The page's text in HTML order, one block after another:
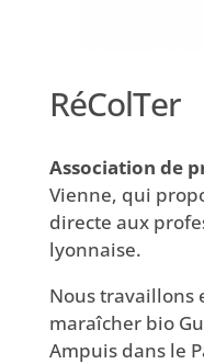
RéColTer
Association de
Vienne, qui
directe aux
lyonnaise.
Nous travaillons
maraîcher bio
Ampuis dans le